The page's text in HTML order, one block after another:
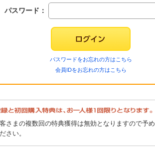
パスワード：
パスワードをお忘れの方はこちら
会員IDをお忘れの方はこちら
さまの複数回の特典獲得は無効となりますので予め
さい。